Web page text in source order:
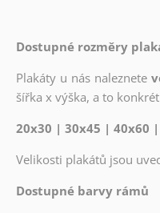
Dostupné rozměry
Plakáty u nás naleznete
šířka x výška, a to
20x30 | 30x45 | 40x60
Velikosti plakátů jsou
Dostupné barvy rámů